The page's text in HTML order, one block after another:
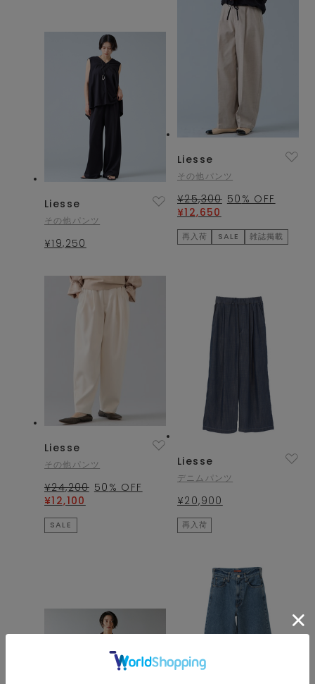
Liesse
その他パンツ
¥19,250
Liesse
その他パンツ
¥25,300 50 % OFF
¥12,650
再入荷 SALE 雑誌掲載
Liesse
その他パンツ
¥24,200 50 % OFF
¥12,100
SALE
Liesse
デニムパンツ
¥20,900
再入荷